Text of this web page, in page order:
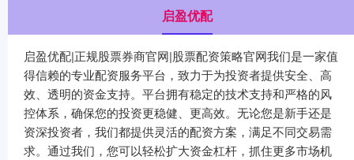
启盈优配
启盈优配|正规股票券商官网|股票配资策略官网我们是一家值
得信赖的专业配资服务平台，致力于为投资者提供安全、高
效、透明的资金支持。平台拥有稳定的技术支持和严格的风
控体系，确保您的投资更稳健、更高效。无论您是新手还是
资深投资者，我们都提供灵活的配资方案，满足不同交易需
求。通过我们，您可以轻松扩大资金杠杆，抓住更多市场机